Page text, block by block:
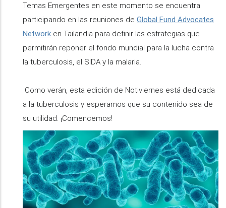
Temas Emergentes en este momento se encuentra
participando en las reuniones de Global Fund Advocates
Network en Tailandia para definir las estrategias que
permitirán reponer el fondo mundial para la lucha contra
la tuberculosis, el SIDA y la malaria.
Como verán, esta edición de Notiviernes está dedicada
a la tuberculosis y esperamos que su contenido sea de
su utilidad. ¡Comencemos!